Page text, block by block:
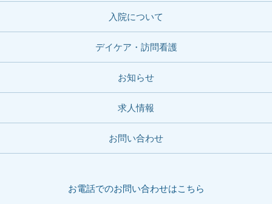
入院について
デイケア・訪問看護
お知らせ
求人情報
お問い合わせ
お電話でのお問い合わせはこちら